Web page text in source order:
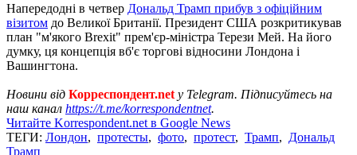
Напередодні в четвер Дональд Трамп прибув з офіційним
візитом до Великої Британії. Президент США розкритикував
план "м'якого Brexit" прем'єр-міністра Терези Мей. На його
думку, ця концепція вб'є торгові відносини Лондона і
Вашингтона.
Новини від Корреспондент.net у Telegram. Підписуйтесь на
наш канал https://t.me/korrespondentnet.
Читайте Korrespondent.net в Google News
ТЕГИ: Лондон, протесты, фото, протест, Трамп, Дональд
Трамп